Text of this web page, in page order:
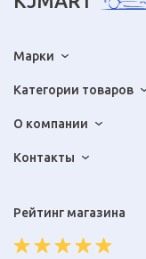
Марки
Категории товаров
О компании
Контакты
Рейтинг магазина